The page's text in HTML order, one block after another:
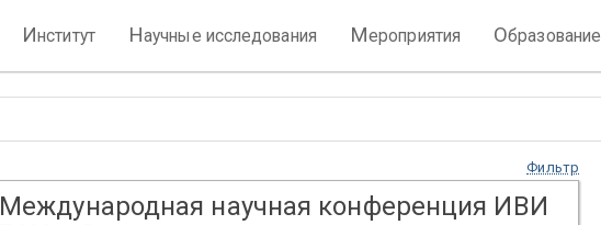
Институт Научные исследования Мероприятия Образование
Фильтр
Международная научная конференция ИВИ